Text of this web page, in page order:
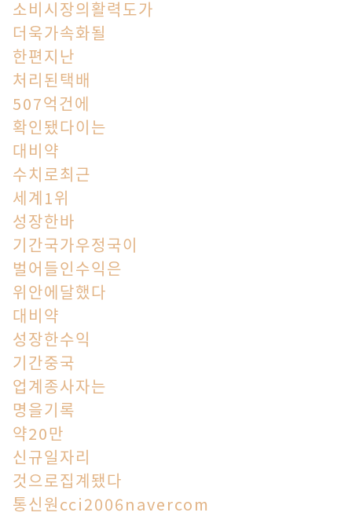
소비시장의활력도가
더욱가속화될
한편지난
처리된택배
507억건에
확인됐다이는
대비약
수치로최근
세계1위
성장한바
기간국가우정국이
벌어들인수익은
위안에달했다
대비약
성장한수익
기간중국
업계종사자는
명을기록
약20만
신규일자리
것으로집계됐다
통신원cci2006navercom